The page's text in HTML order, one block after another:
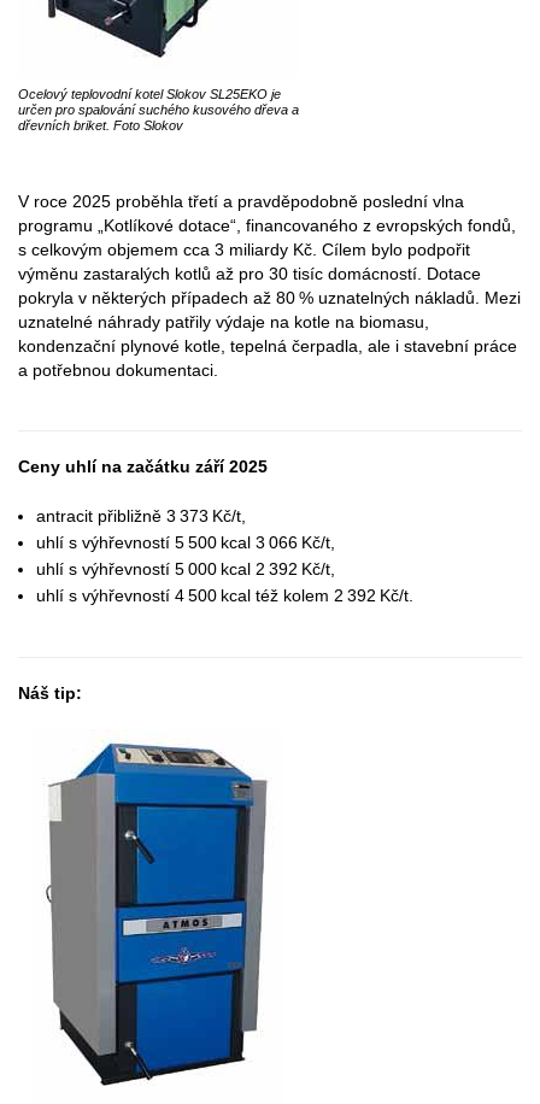
Ocelový teplovodní kotel Slokov SL25EKO je
určen pro spalování suchého kusového dřeva a
dřevních briket. Foto Slokov
V roce 2025 proběhla třetí a pravděpodobně poslední vlna
programu „Kotlíkové dotace“, financovaného z evropských fondů,
s celkovým objemem cca 3 miliardy Kč. Cílem bylo podpořit
výměnu zastaralých kotlů až pro 30 tisíc domácností. Dotace
pokryla v některých případech až 80 % uznatelných nákladů. Mezi
uznatelné náhrady patřily výdaje na kotle na biomasu,
kondenzační plynové kotle, tepelná čerpadla, ale i stavební práce
a potřebnou dokumentaci.
Ceny uhlí na začátku září 2025
antracit přibližně 3 373 Kč/t,
uhlí s výhřevností 5 500 kcal 3 066 Kč/t,
uhlí s výhřevností 5 000 kcal 2 392 Kč/t,
uhlí s výhřevností 4 500 kcal též kolem 2 392 Kč/t.
Náš tip: